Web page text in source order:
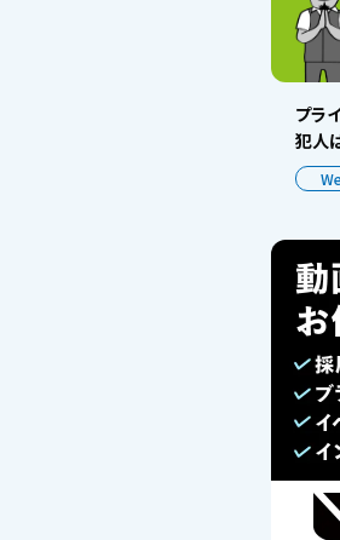
プラ
犯人